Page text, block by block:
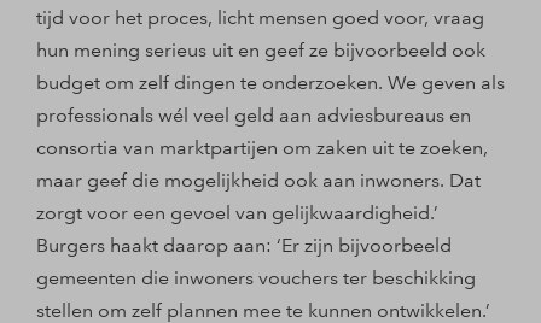
tijd voor het proces, licht mensen goed voor, vraag
hun mening serieus uit en geef ze bijvoorbeeld ook
budget om zelf dingen te onderzoeken. We geven als
professionals wél veel geld aan adviesbureaus en
consortia van marktpartijen om zaken uit te zoeken,
maar geef die mogelijkheid ook aan inwoners. Dat
zorgt voor een gevoel van gelijkwaardigheid.’
Burgers haakt daarop aan: ‘Er zijn bijvoorbeeld
gemeenten die inwoners vouchers ter beschikking
stellen om zelf plannen mee te kunnen ontwikkelen.’